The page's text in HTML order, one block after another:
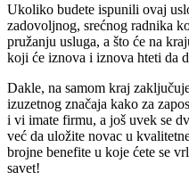
Ukoliko budete ispunili ovaj
zadovoljnog, srećnog radnika
pružanju usluga, a što će na
koji će iznova i iznova hteti da
Dakle, na samom kraj
izuzetnog značaja kako za
i vi imate firmu, a još uvek se
već da uložite novac u
brojne benefite u koje ćete se
savet!